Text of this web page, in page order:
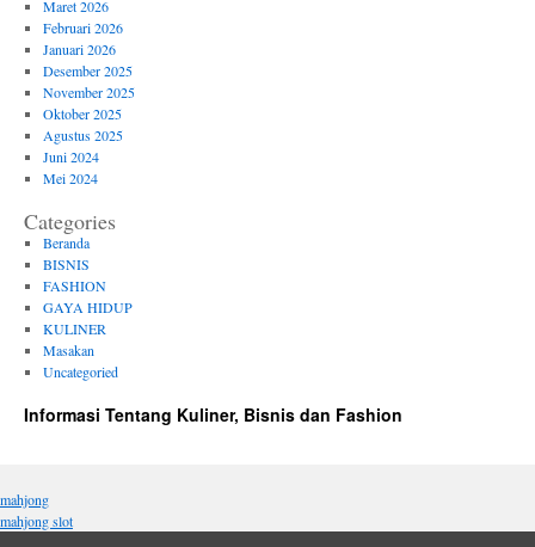
Maret 2026
Februari 2026
Januari 2026
Desember 2025
November 2025
Oktober 2025
Agustus 2025
Juni 2024
Mei 2024
Categories
Beranda
BISNIS
FASHION
GAYA HIDUP
KULINER
Masakan
Uncategoried
Informasi Tentang Kuliner, Bisnis dan Fashion
mahjong
mahjong slot